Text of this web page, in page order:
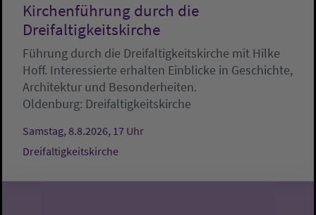
Kirchenführung durch die
Dreifaltigkeitskirche
Führung durch die Dreifaltigkeitskirche mit Hilke
Hoff. Interessierte erhalten Einblicke in Geschichte,
Architektur und Besonderheiten.
Oldenburg: Dreifaltigkeitskirche
Samstag, 8.8.2026, 17 Uhr
Dreifaltigkeitskirche